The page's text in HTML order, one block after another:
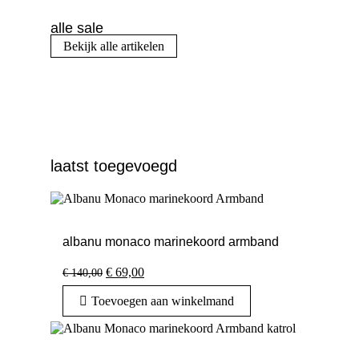
alle sale
Bekijk alle artikelen
laatst toegevoegd
albanu monaco marinekoord armband
€140,00 Oorspronkelijke
prijs
was:
€ 140,00.
€ 69,00Huidige
prijs
is:
€ 69,00.
Toevoegen aan winkelmand